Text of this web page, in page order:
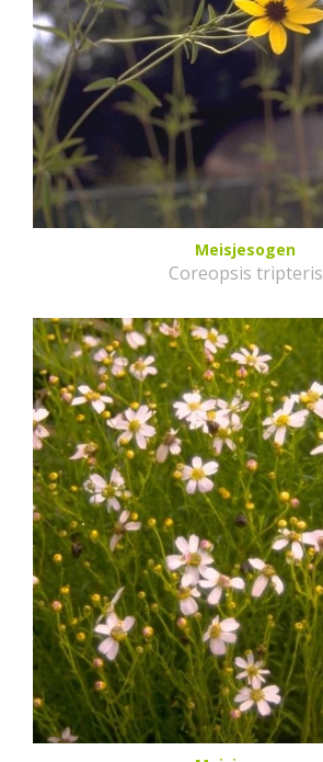
Meisjesogen
Coreopsis tripteris